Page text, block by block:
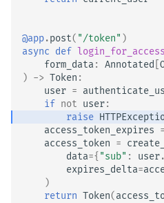
@app.post( "/token" )
async def
form_data : Annotated
) -> Token :
user =
if not user:
raise
access_token_expires =
access_token =
data={ "sub" : user.
expires_delta=
)
return Token(